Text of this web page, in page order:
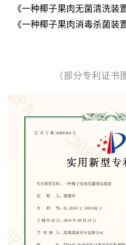
《一种椰子果肉无菌清洗装
《一种椰子果肉消毒杀菌装
（部分专利证书